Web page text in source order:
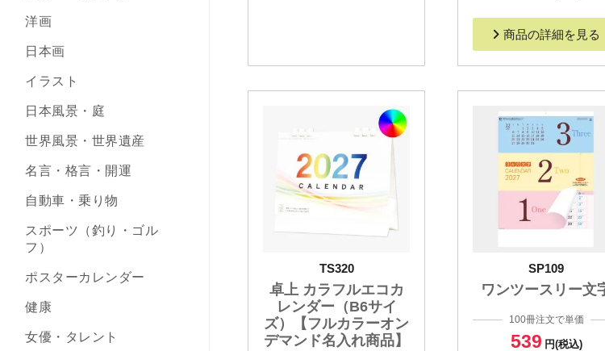
商品の詳細を見る
TS320
卓上 カラフルエコカ
レンダー（B6サイ
ズ）【フルカラーオン
デマンド名入れ商品】
SP109
ワンツースリー文
100冊注文で単価
539 円(税込)
洋画
日本画
イラスト
日本風景・庭
世界風景・世界遺産
名言・格言・開運
自動車・乗り物
スポーツ（釣り・ゴル
フ）
ポスターカレンダー
健康
女優・タレント